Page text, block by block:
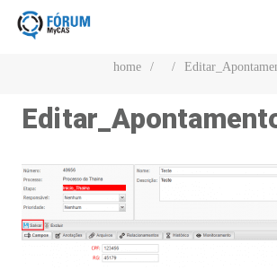
home / /